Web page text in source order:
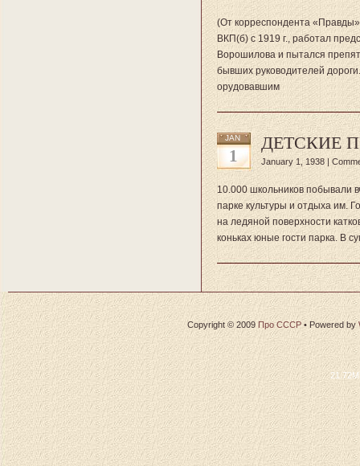
(От корреспондента «Правды»
ВКП(б) с 1919 г., работал
Ворошилова и пытался
бывших руководителей
орудовавшим
JAN
1
ДЕТСКИЕ
January 1, 1938 |
10.000 школьников побывали
парке культуры и отдыха им.
на ледяной поверхности
коньках юные гости парка. В
Copyright © 2009 Про СССР•Powered by